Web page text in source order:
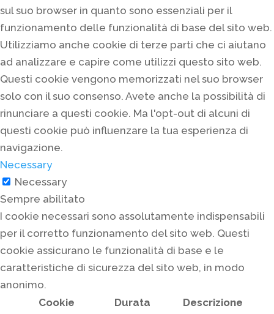
sul suo browser in quanto sono essenziali per il
funzionamento delle funzionalità di base del sito web.
Utilizziamo anche cookie di terze parti che ci aiutano
ad analizzare e capire come utilizzi questo sito web.
Questi cookie vengono memorizzati nel suo browser
solo con il suo consenso. Avete anche la possibilità di
rinunciare a questi cookie. Ma l'opt-out di alcuni di
questi cookie può influenzare la tua esperienza di
navigazione.
Necessary
Necessary
Sempre abilitato
I cookie necessari sono assolutamente indispensabili
per il corretto funzionamento del sito web. Questi
cookie assicurano le funzionalità di base e le
caratteristiche di sicurezza del sito web, in modo
anonimo.
Cookie
Durata Descrizione